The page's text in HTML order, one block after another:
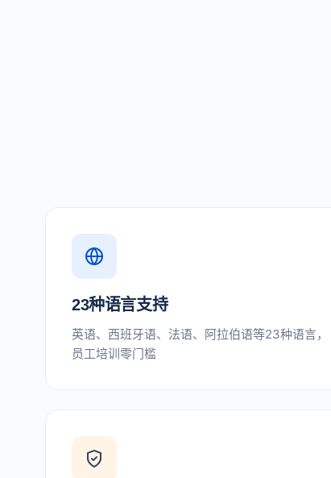
23种语言支持
英语、西班牙语、法语、阿拉伯语等23种语言，
员工培训零门槛